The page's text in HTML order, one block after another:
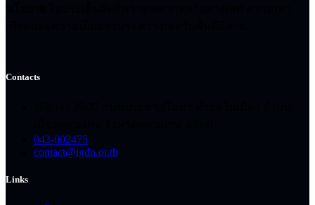
Contacts
043-002475
contact@igdn.or.th
Links